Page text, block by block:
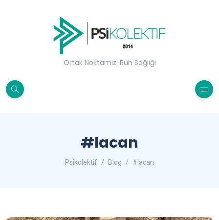
Ortak Noktamız: Ruh Sağlığı
#lacan
Psikolektif Blog #lacan